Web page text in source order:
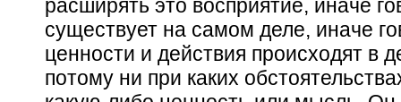
расширять это восприятие, иначе
существует на самом деле, иначе
ценности и действия происходят в
потому ни при каких